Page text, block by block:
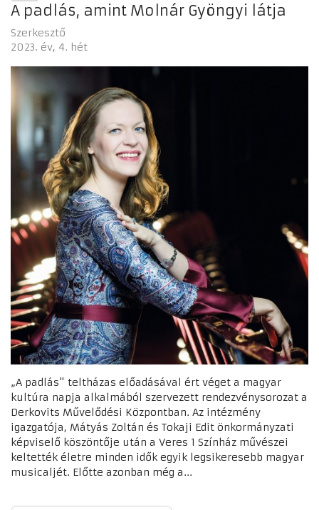
A padlás, amint Molnár Gyöngyi látja
Szerkesztő
2023. év 4. hét
„A padlás" teltházas előadásával ért véget a magyar
kultúra napja alkalmából szervezett rendezvénysorozat a
Derkovits Művelődési Központban. Az intézmény
igazgatója, Mátyás Zoltán és Tokaji Edit önkormányzati
képviselő köszöntője után a Veres 1 Színház művészei
keltették életre minden idők egyik legsikeresebb magyar
musicaljét. Előtte azonban még a...